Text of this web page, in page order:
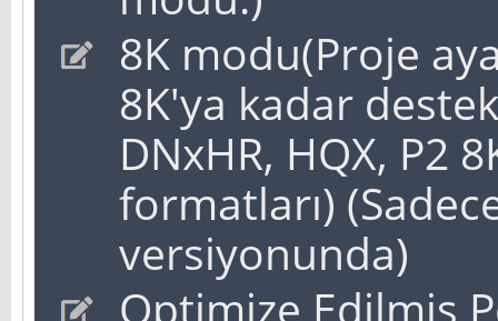
8K modu(Proje
8K'ya kadar
DNxHR, HQX, P2
formatları)
versiyonunda)
Optimize Edilmiş